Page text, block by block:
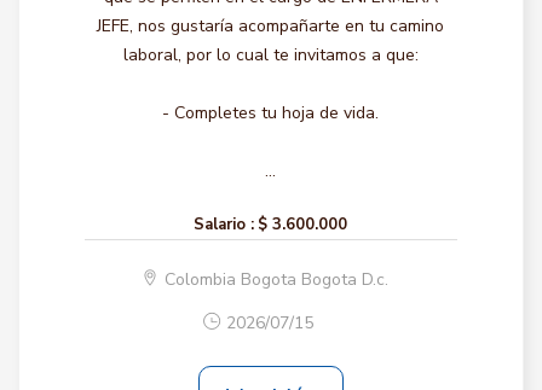
JEFE, nos gustaría acompañarte en tu camino
laboral, por lo cual te invitamos a que:
- Completes tu hoja de vida.
...
Salario : $ 3.600.000
Colombia Bogota Bogota D.c.
2026/07/15